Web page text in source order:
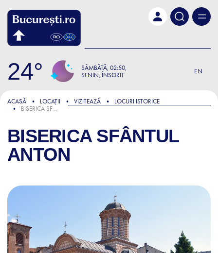
24 SÂMBĂTĂ 02:50
SENIN, ÎNSORIT
EN
ACASĂ LOCAȚII VIZITEAZĂ
LOCURI ISTORICE
BISERICA SFÂNTUL ANTON
BISERICA SFÂNTUL
ANTON